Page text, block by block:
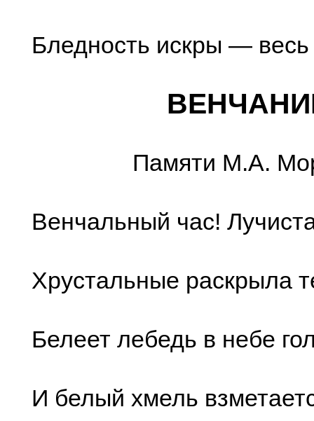
Бледность искры —
Памяти М.А.
Венчальный час!
Хрустальные раскрыла
Белеет лебедь в небе
И белый хмель